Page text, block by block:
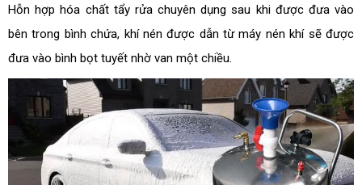
Hỗn hợp hóa chất tẩy rửa chuyên dụng sau khi được đưa vào
bên trong bình chứa, khí nén được dẫn từ máy nén khí sẽ được
đưa vào bình bọt tuyết nhờ van một chiều.